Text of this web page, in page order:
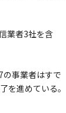
業者3社を含
事業者はすで
を進めている。